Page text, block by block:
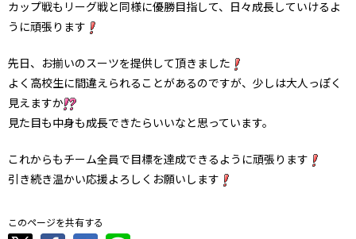
カップ戦もリーグ戦と同様に優勝目指して、日々成長していけるよ
うに頑張ります
先日、お揃いのスーツを提供して頂きました
よく高校生に間違えられることがあるのですが、少しは大人っぽく
見えますか
見た目も中身も成長できたらいいなと思っています。
これからもチーム全員で目標を達成できるように頑張ります
引き続き温かい応援よろしくお願いします
このページを共有する